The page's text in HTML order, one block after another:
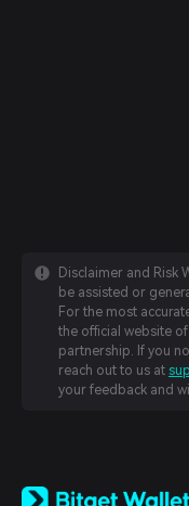
Disclaimer and Risk
be assisted or
For the most
the official website
partnership. If you
reach out to us at
your feedback and
日本語